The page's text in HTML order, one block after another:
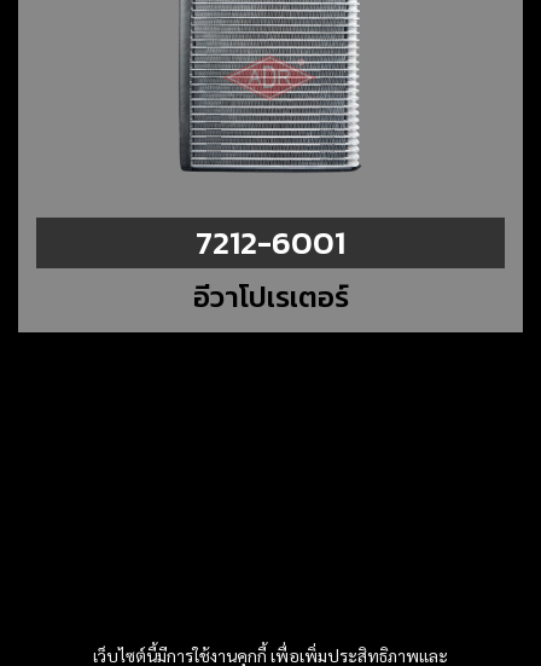
7212-6001
อีวาโปเรเตอร์
เว็บไซต์นี้มีการใช้งานคุกกี้ เพื่อเพิ่มประสิทธิภาพและ